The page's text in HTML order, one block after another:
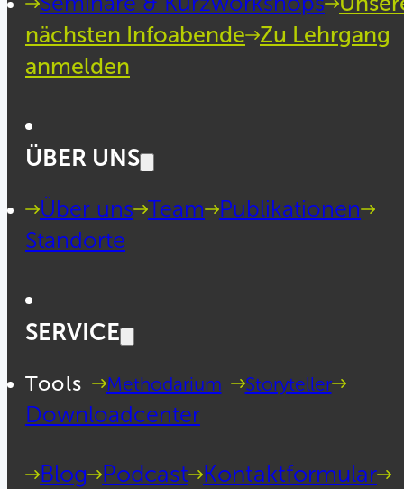
nächsten Infoabende Zu Lehrgang
anmelden
ÜBER UNS
Über uns Team
Publikationen
Standorte
SERVICE
Tools Methodarium Storyteller
Downloadcenter
Blog Podcast Kontaktformular